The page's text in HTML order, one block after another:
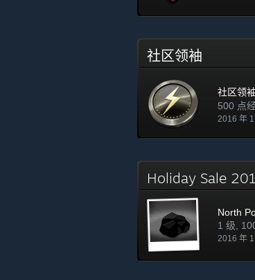
社区领袖
社区领袖
500 点
2016 年
Holiday Sale
North
1 级,
2016 年